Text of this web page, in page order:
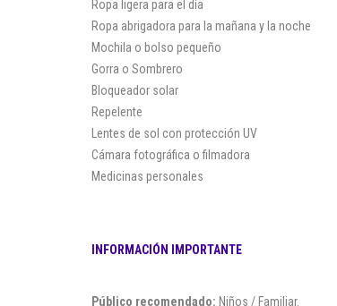
Ropa ligera para el día
Ropa abrigadora para la mañana y la noche
Mochila o bolso pequeño
Gorra o Sombrero
Bloqueador solar
Repelente
Lentes de sol con protección UV
Cámara fotográfica o filmadora
Medicinas personales
INFORMACIÓN IMPORTANTE
Público recomendado: Niños / Familiar.